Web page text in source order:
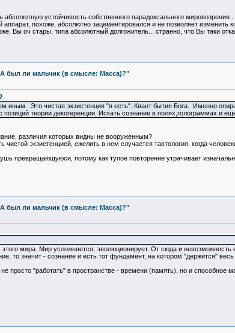
устойчивость собственного парадоксального мировозрения...
похоже, абсолютно зацементировался и не позволяет изменить
Вы оч стары, типа абсолютный долгожитель... странно, что Вы таки
был ли мальчик (в смысле: Масса)?"
иным. Это чистая экзистенция "я есть". Квант бытия Бога. Именно
теории декогеренции. Искать сознание в полях,голограммах и
различия которых видны не вооруженным?
экзистенцией, ежелить в нем случается тавтология, когда
превращающуюси, потому как тупое повторение утрачивает
был ли мальчик (в смысле: Масса)?"
мира. Мир усложняется, эволюционирует. От сюда и невозможность
то значит - сознание и есть тот фундамент, на котором "держится"
просто "работать" в пространстве - времени (память), но и способное